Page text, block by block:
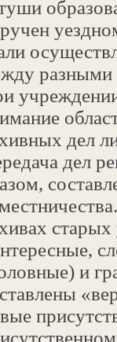
разными
дел
дел
и